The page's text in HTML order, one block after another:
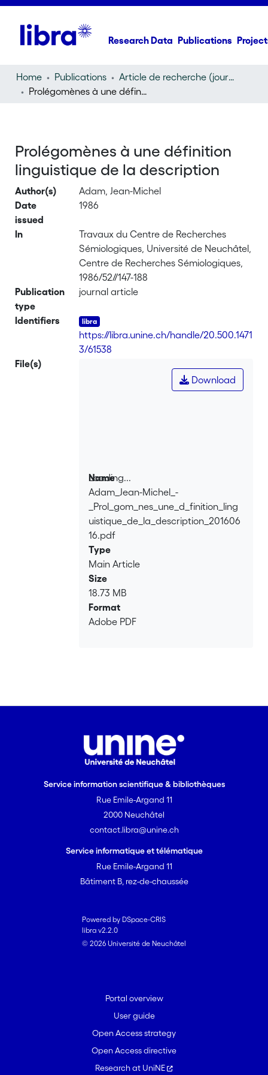
Research Data Publications
Home Publications
Article de recherche (journal article)
Prolégomènes à une définition linguistique de la description
Prolégomènes à une définition
linguistique de la description
Author(s)
Adam, Jean-Michel
Date
issued
1986
In
Travaux du Centre de Recherches
Sémiologiques, Université de Neuchâtel,
Centre de Recherches Sémiologiques,
1986/52//147-188
Publication
type
journal article
Identifiers
https://libra.unine.ch/handle/20.500.1471
3/61538
File(s)
Loading...
Loading...
Download
Name
Adam_Jean-Michel_-
_Prol_gom_nes_une_d_finition_ling
uistique_de_la_description_201606
16.pdf
Type
Main Article
Size
18.73 MB
Format
Adobe PDF
Service information scientifique & bibliothèques
Rue Emile-Argand 11
2000 Neuchâtel
contact.libra@unine.ch
Service informatique et télématique
Rue Emile-Argand 11
Bâtiment B, rez-de-chaussée
Powered by DSpace-CRIS
libra v2.2.0
© 2026 Université de Neuchâtel
Portal overview
User guide
Open Access strategy
Open Access directive
Research at UniNE